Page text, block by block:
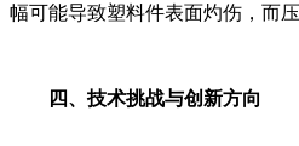
幅可能导致塑料件表面灼伤，而
四、技术挑战与创新方向